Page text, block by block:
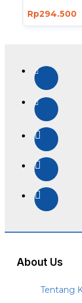
Rp294.500
About Us
Tentang